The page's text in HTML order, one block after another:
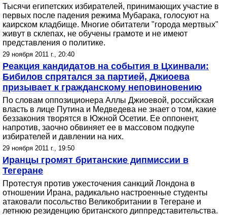
Тысячи египетских избирателей, принимающих участие в
первых после падения режима Мубарака, голосуют на
каирском кладбище. Многие обитатели "города мертвых"
живут в склепах, не обучены грамоте и не имеют
представления о политике.
29 ноября 2011 г., 20:40
Реакция кандидатов на события в Цхинвали:
Бибилов спрятался за партией, Джиоева
призывает к гражданскому неповиновению
По словам оппозиционера Аллы Джиоевой, российская
власть в лице Путина и Медведева не знает о том, какие
беззакония творятся в Южной Осетии. Ее оппонент,
напротив, заочно обвиняет ее в массовом подкупе
избирателей и давлении на них.
29 ноября 2011 г., 19:50
Иранцы громят британские дипмиссии в
Тегеране
Протестуя против ужесточения санкций Лондона в
отношении Ирана, радикально настроенные студенты
атаковали посольство Великобритании в Тегеране и
летнюю резиденцию британского диппредставительства.